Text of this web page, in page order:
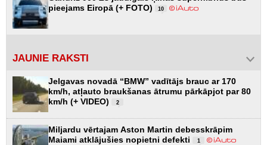
pieejams Eiropā (+ FOTO)
10
JAUNIE RAKSTI
Jelgavas novadā “BMW” vadītājs brauc ar 170
km/h, atļauto braukšanas ātrumu pārkāpjot par 80
km/h (+ VIDEO)
2
Miljardu vērtajam Aston Martin debesskrāpim
Maiami atklājušies nopietni defekti
1